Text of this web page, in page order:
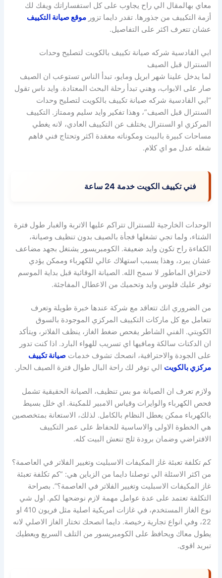
معاي بهالمقال الي راح يجاوب على كل استفساراتك ويفك لك
أزمة التكييف من جذورها. تقدر دايما تزورموقع صيانة التكييف
عشان تتعرف اكثر على التفاصيل.
ابي القادسية شركه صيانة تكييف بالكويت لتصليح وحدات
السنترال قبل الصيف
لما يدخل علينا شهر ابريل ومايو، تبدأ الناس تستوعب ان الصيف
صار على الابواب، وهني تبدأ رحلة البحث المعتادة. وايد ناس تقول
“ابي القادسية شركه صيانة تكييف بالكويت لتصليح وحدات
السنترال قبل الصيف”، وهذا تفكير وايد سليم وممتاز. التكييف
المركزي او السنترال يختلف عن التكييف العادي، لانه يغطي
مساحات كبيرة بالبيت ومكوناته معقدة اكثر وتحتاج فني فاهم
شغله عدل مو اي كلام.
فني تكييف الكويت خدمة 24 ساعة
الوحدات الخارجية للسنترال تتراكم عليها الاتربة والغبار طول فترة
الشتاء، ولما تجي تشغلها فجأة بالصيف بدون تنظيف وصيانة،
الكفاءة راح تكون وايد ضعيفة. الكومبريسور يشتغل بجهد مضاعف
عشان يبرد، وهذا يسبب استهلاك عالي للكهرباء وممكن يؤدي
لاحتراق الماطور لا سمح الله. الصيانة الوقائية قبل بداية الموسم
توفر عليك فلوس وايد وتحميك من الاعطال المفاجئة.
من الضروري انك تتعاقد مع شركة عندها خبرة طويلة وتعرف
تتعامل مع كل ماركات التكييف المركزي الموجودة بالسوق
الكويتي. الفني الشاطر يفحص ضغط الغاز، ينظف الفلاتر، ويتأكد
ان الدكتات سالكة ومافيها اي تسريب للهواء البارد. اذا كنت تدور
على الجودة والاحترافية، انصحك تشوف خدماتصيانة تكييف
مركزي بالكويت الي توفر لك راحة البال طوال فترة الصيف الحار.
ولازم تعرف ان الصيانة مو بس تنظيف، الصيانة الحقيقية تشمل
فحص الكهرباء والوايرات وقياس الامبير للمكينة. اي خلل بسيط
بالكهرباء ممكن يعطل النظام بالكامل. لذلك، الاستعانة بمتخصصين
هي الخطوة الاولى والاساسية للحفاظ على عمر التكييف
الافتراضي وضمان برودة ثلج تنعش البيت كله.
كم تكلفة تعبئة غاز المكيفات الاسبليت وتغيير الفلاتر في العاصمة؟
من اكثر الاسئلة الي توصلنا دايما من الزباين هي: “كم تكلفة تعبئة
غاز المكيفات الاسبليت وتغيير الفلاتر في العاصمة؟”. بصراحة
التكلفة تعتمد على عدة عوامل مهمة لازم نوضحها لكم. اول شي
نوع الغاز المستخدم، في غازات امريكية اصلية مثل فريون 410 او
22، وفي انواع تجارية رخيصة. دايما انصحك تختار الغاز الاصلي لانه
يطول معاك ويحافظ على الكومبريسور من التلف السريع ويعطيك
تبريد اقوى.